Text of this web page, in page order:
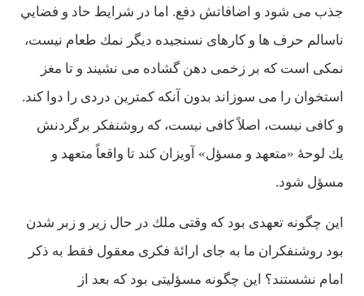
جذب می شود و اضافاتش دفع. اما در شرايط حاد و فضايي
ناسالم حرف ها و كارهای نسنجيده ديگر نمك طعام نيست،
نمكی است كه بر زخمی دهن گشاده می نشيند و تا مغز
استخوان را می سوزاند بدون آنكه كمترين دردی را دوا كند.
و كافی نيست، اصلاً كافی نيست، كه روشنفكر برگردنش
يك لوحۀ «متعهد و مسؤل» آويزان كند تا واقعاً متعهد و
مسؤل شود.
اين چگونه تعهدی بود كه وقتی ملك در حال زير و زبر شدن
بود روشنفكران ما به جای ارائۀ فكری معقول فقط به ذكر
امام نشستند؟ اين چگونه مسؤليتی بود كه بعد از